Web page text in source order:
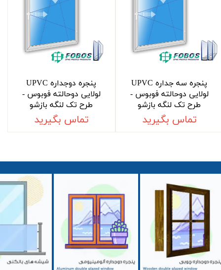
پنجره سه جداره UPVC
لولایی دوحالته فوبوس -
طرح تک لنگه بازشو
تماس بگیرید
پنجره دوجداره UPVC
لولایی دوحالته فوبوس -
طرح تک لنگه بازشو
تماس بگیرید